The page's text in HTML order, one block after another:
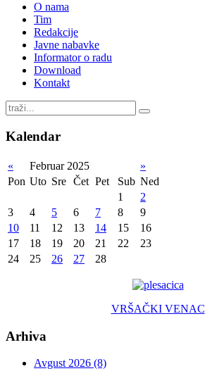
O nama
Tim
Redakcije
Javne nabavke
Informator o radu
Download
Kontakt
Kalendar
« Februar 2025
»
Pon Uto Sre Čet Pet Sub Ned
1
2
3
4 5 6 7 8
9
10
11 12 13 14 15
16
17
18 19 20 21 22
23
24
25 26 27 28
VRŠAČKI VENAC
Arhiva
Avgust 2026 (8)